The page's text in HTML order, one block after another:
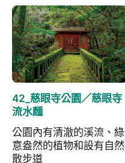
42_慈眼寺公園／慈眼寺
流水麵
公園內有清澈的溪流、綠
意盎然的植物和設有自然
散步道